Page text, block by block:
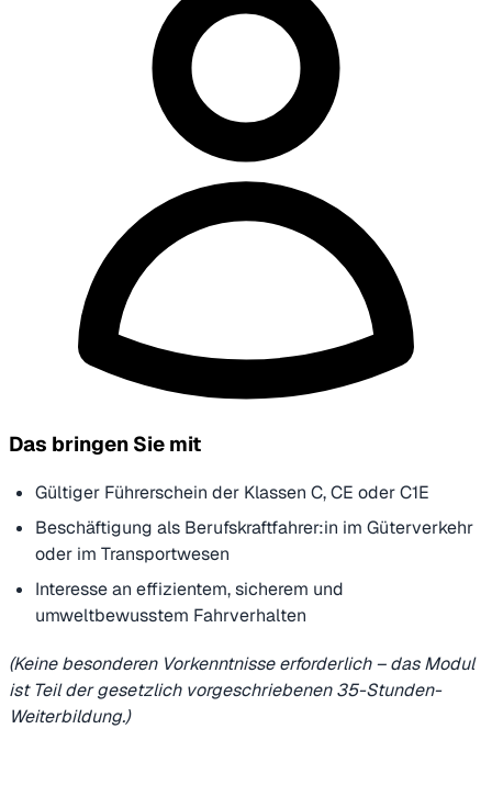
Das bringen Sie mit
Gültiger Führerschein der Klassen C, CE oder C1E
Beschäftigung als Berufskraftfahrer:in im Güterverkehr
oder im Transportwesen
Interesse an effizientem, sicherem und
umweltbewusstem Fahrverhalten
(Keine besonderen Vorkenntnisse erforderlich – das Modul
ist Teil der gesetzlich vorgeschriebenen 35-Stunden-
Weiterbildung.)